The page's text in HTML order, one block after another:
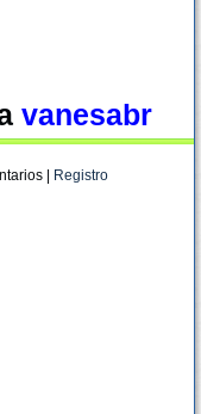
vanesabr
| Registro